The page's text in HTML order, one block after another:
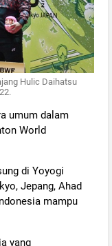
Hulic Daihatsu
umum dalam
World
di Yoyogi
Jepang, Ahad
mampu
yang